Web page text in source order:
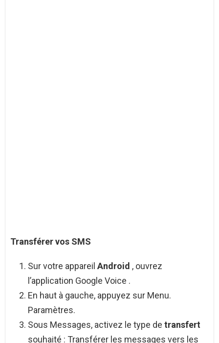
Transférer vos SMS
Sur votre appareil Android , ouvrez
l’application Google Voice .
En haut à gauche, appuyez sur Menu.
Paramètres.
Sous Messages, activez le type de transfert
souhaité : Transférer les messages vers les